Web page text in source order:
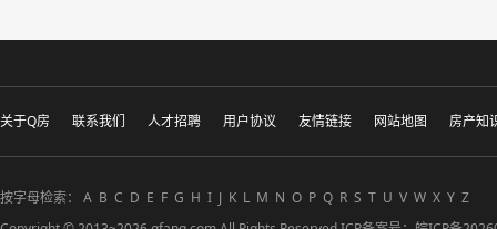
关于Q房 联系我们 人才招聘 用户协议 友情链接 网站地图 房产知
按字母检索： A B C D E F G H I J K L M N O P Q R S T U V W X Y Z